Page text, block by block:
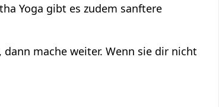
Yoga gibt es zudem sanftere
mache weiter. Wenn sie dir nicht